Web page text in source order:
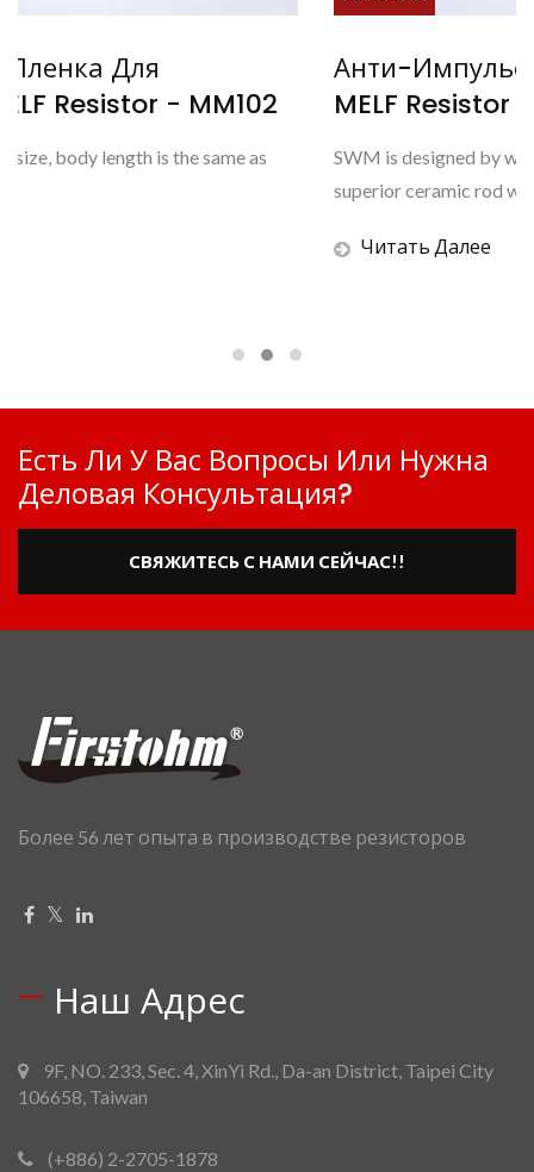
Анти-Импульсные Проволочные
MELF Resistor - SWM
SWM is designed by winding Nichrome wire around the
superior ceramic rod with strongest anti-surge capability.
Есть Ли У Вас Вопросы Или Нужна
Деловая Консультация?
СВЯЖИТЕСЬ С НАМИ СЕЙЧАС!!
Более 56 лет опыта в производстве резисторов
Наш Адрес
9F, NO. 233, Sec. 4, XinYi Rd., Da-an District, Taipei City
106658, Taiwan
(+886) 2-2705-1878